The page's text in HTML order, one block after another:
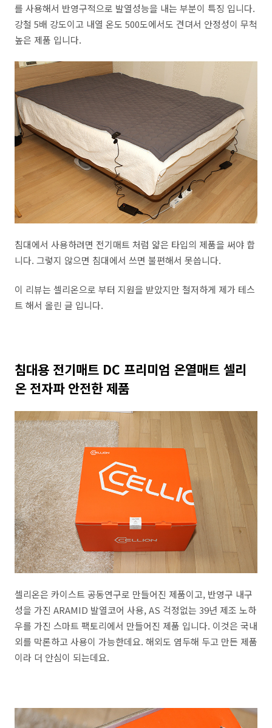
를 사용해서 반영구적으로 발열성능을 내는 부분이 특징 입니다.
강철 5배 강도이고 내열 온도 500도에서도 견뎌서 안정성이 무척
높은 제품 입니다.
침대에서 사용하려면 전기매트 처럼 얇은 타입의 제품을 써야 합
니다. 그렇지 않으면 침대에서 쓰면 불편해서 못씁니다.
이 리뷰는 셀리온으로 부터 지원을 받았지만 철저하게 제가 테스
트 해서 올린 글 입니다.
침대용 전기매트 DC 프리미엄 온열매트 셀리
온 전자파 안전한 제품
셀리온은 카이스트 공동연구로 만들어진 제품이고, 반영구 내구
성을 가진 ARAMID 발열코어 사용, AS 걱정없는 39년 제조 노하
우를 가진 스마트 팩토리에서 만들어진 제품 입니다. 이것은 국내
외를 막론하고 사용이 가능한데요. 해외도 염두해 두고 만든 제품
이라 더 안심이 되는데요.